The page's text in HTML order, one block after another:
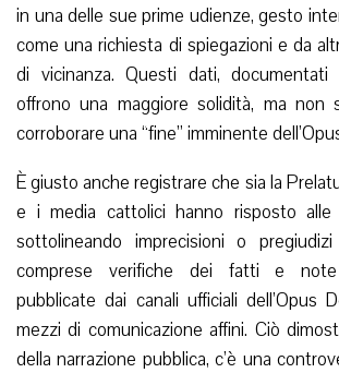
in una delle sue prime udienze, gesto
come una richiesta di spiegazioni e da
di vicinanza. Questi dati, documentati
offrono una maggiore solidità, ma non
corroborare una “fine” imminente
È giusto anche registrare che sia la
e i media cattolici hanno risposto alle
sottolineando imprecisioni o
comprese verifiche dei fatti e
pubblicate dai canali ufficiali dell’Opus
mezzi di comunicazione affini. Ciò
della narrazione pubblica, c’è una